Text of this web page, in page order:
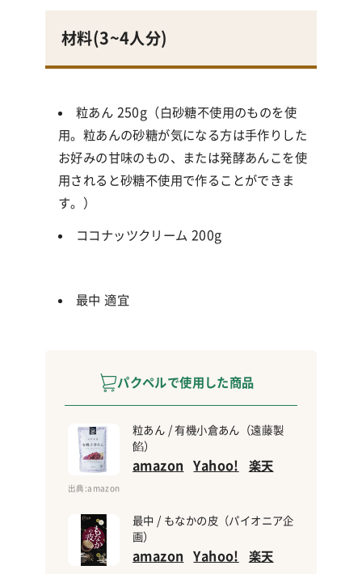
材料(3~4人 分)
粒あん 250g（白砂糖不使用のものを使
用。粒あんの砂糖が気になる方は手作りした
お好みの甘味のもの、または発酵あんこを使
用されると砂糖不使用で作ることができま
す。）
ココナッツクリーム 200g
最中 適宜
パクペルで使用した商品
粒あん / 有機小倉あん（遠藤製
餡）
amazon Yahoo! 楽天
出典 :amazon
最中 / もなかの皮（パイオニア企
画）
amazon Yahoo! 楽天